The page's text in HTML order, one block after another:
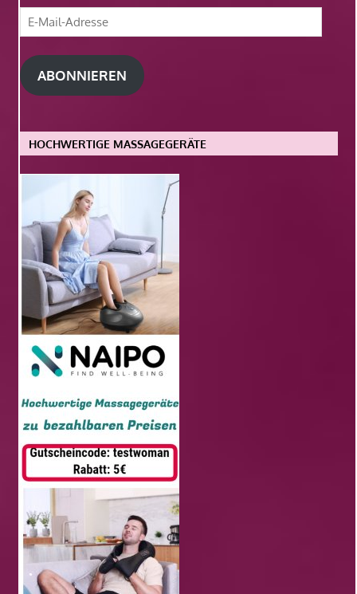
E-
Mail-
Adresse
ABONNIEREN
HOCHWERTIGE MASSAGEGERÄTE